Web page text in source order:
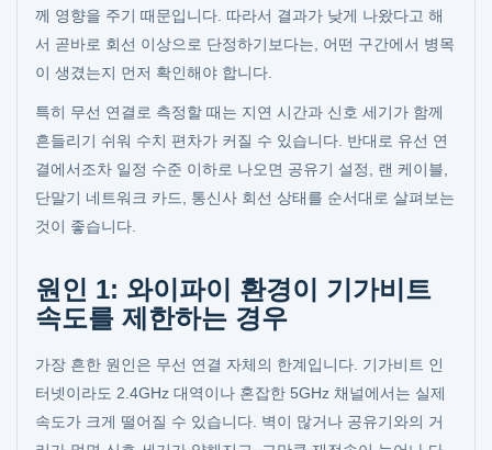
께 영향을 주기 때문입니다. 따라서 결과가 낮게 나왔다고 해
서 곧바로 회선 이상으로 단정하기보다는, 어떤 구간에서 병목
이 생겼는지 먼저 확인해야 합니다.
특히 무선 연결로 측정할 때는 지연 시간과 신호 세기가 함께
흔들리기 쉬워 수치 편차가 커질 수 있습니다. 반대로 유선 연
결에서조차 일정 수준 이하로 나오면 공유기 설정, 랜 케이블,
단말기 네트워크 카드, 통신사 회선 상태를 순서대로 살펴보는
것이 좋습니다.
원인 1: 와이파이 환경이 기가비트
속도를 제한하는 경우
가장 흔한 원인은 무선 연결 자체의 한계입니다. 기가비트 인
터넷이라도 2.4GHz 대역이나 혼잡한 5GHz 채널에서는 실제
속도가 크게 떨어질 수 있습니다. 벽이 많거나 공유기와의 거